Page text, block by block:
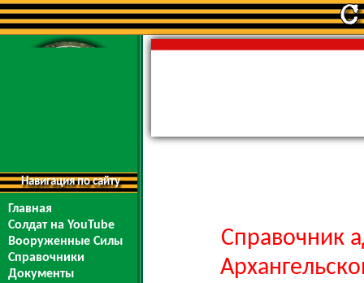
Навигация по сайту
Главная
Солдат на YouTube
Вооруженные Силы
Справочники
Документы
Справочник